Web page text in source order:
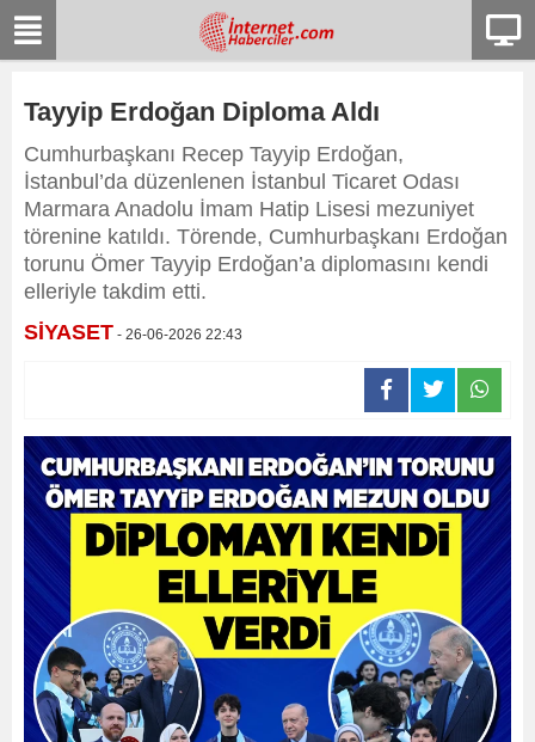
Tayyip Erdoğan Diploma Aldı
Cumhurbaşkanı Recep Tayyip Erdoğan,
İstanbul’da düzenlenen İstanbul Ticaret Odası
Marmara Anadolu İmam Hatip Lisesi mezuniyet
törenine katıldı. Törende, Cumhurbaşkanı Erdoğan
torunu Ömer Tayyip Erdoğan’a diplomasını kendi
elleriyle takdim etti.
SİYASET - 26-06-2026 22:43